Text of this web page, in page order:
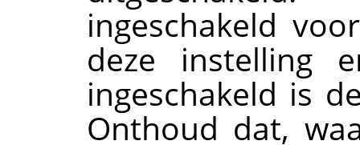
ingeschakeld
deze instelling
ingeschakeld is
Onthoud dat,